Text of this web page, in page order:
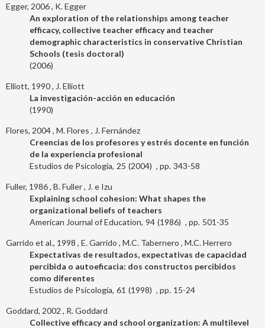
Egger, 2006 K. Egger
An exploration of the relationships among teacher
efficacy, collective teacher efficacy and teacher
demographic characteristics in conservative Christian
Schools (tesis doctoral)
2006
Elliott, 1990
J. Elliott
La investigación-acción en educación
1990
Flores, 2004 M. Flores
J. Fernández
Creencias de los profesores y estrés docente en función
de la experiencia profesional
Estudios de Psicología 25 2004 343-58
Fuller, 1986 B. Fuller
J. e Izu
Explaining school cohesion: What shapes the
organizational beliefs of teachers
American Journal of Education 94 1986 501-35
Garrido et al., 1998 E. Garrido M.C. Tabernero M.C. Herrero
Expectativas de resultados, expectativas de capacidad
percibida o autoeficacia: dos constructos percibidos
como diferentes
Estudios de Psicología 61 1998 15-24
Goddard, 2002
R. Goddard
Collective efficacy and school organization: A multilevel